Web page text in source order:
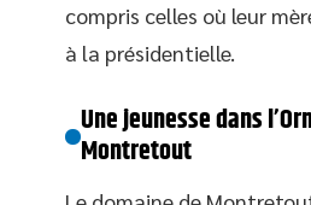
compris celles où leur
à la présidentielle.
Une jeunesse dans
Montretout